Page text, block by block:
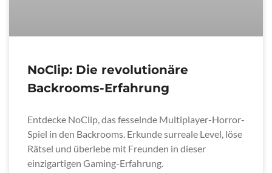
NoClip: Die revolutionäre
Backrooms-Erfahrung
Entdecke NoClip, das fesselnde Multiplayer-Horror-
Spiel in den Backrooms. Erkunde surreale Level, löse
Rätsel und überlebe mit Freunden in dieser
einzigartigen Gaming-Erfahrung.